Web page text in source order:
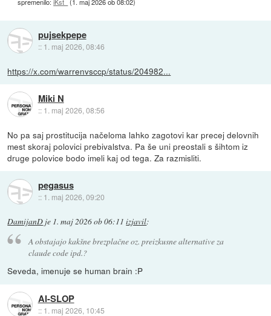
pujsekpepe
:: 1. maj 2026, 08:46
https://x.com/warrenvsccp/status/204982...
Miki N
:: 1. maj 2026, 08:56
No pa saj prostitucija načeloma lahko zagotovi kar precej delovnih
mest skoraj polovici prebivalstva. Pa še uni preostali s šihtom iz
druge polovice bodo imeli kaj od tega. Za razmisliti.
pegasus
:: 1. maj 2026, 09:20
DamijanD je 1. maj 2026 ob 06:11 izjavil:
A obstajajo kakšne brezplačne oz. preizkusne alternative za
claude code ipd.?
Seveda, imenuje se human brain :P
AI-SLOP
:: 1. maj 2026, 10:45